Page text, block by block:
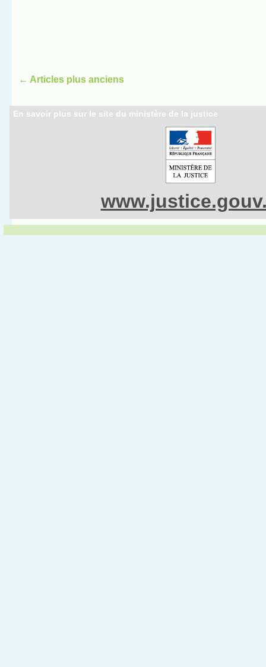
← Articles plus anciens
En savoir plus sur le site du ministère de la justice